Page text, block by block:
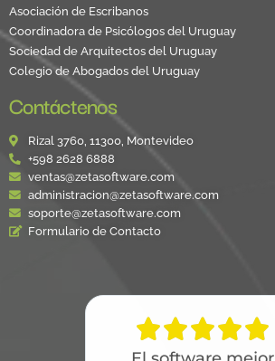
Asociación de Escribanos
Coordinadora de Psicólogos del Uruguay
Sociedad de Arquitectos del Uruguay
Colegio de Abogados del Uruguay
Contáctenos
Rizal 3760, 11300, Montevideo
+598 2628 6888
ventas@zetasoftware.com
administracion@zetasoftware.com
soporte@zetasoftware.com
Formulario de Contacto
